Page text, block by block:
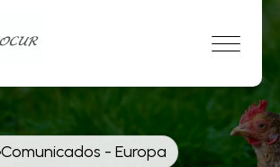
Comunicados - Europa